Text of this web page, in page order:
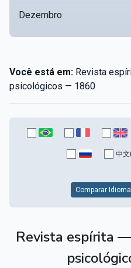
Dezembro
Você está em: Revista
psicológicos — 1860
中文
Comparar
Revista espírita